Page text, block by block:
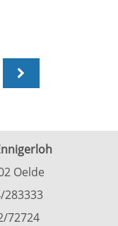
Oelde
283333
72724